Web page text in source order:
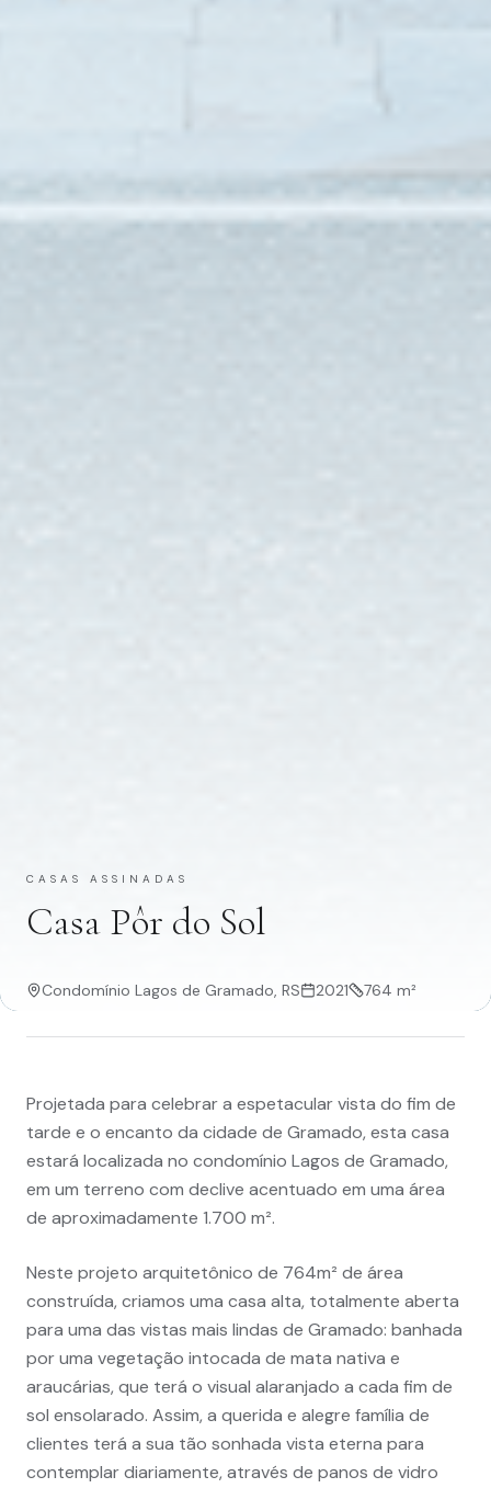
CASAS ASSINADAS
Casa Pôr do Sol
Condomínio Lagos de Gramado, RS 2021 764 m²
Projetada para celebrar a espetacular vista do fim de
tarde e o encanto da cidade de Gramado, esta casa
estará localizada no condomínio Lagos de Gramado,
em um terreno com declive acentuado em uma área
de aproximadamente 1.700 m².
Neste projeto arquitetônico de 764m² de área
construída, criamos uma casa alta, totalmente aberta
para uma das vistas mais lindas de Gramado: banhada
por uma vegetação intocada de mata nativa e
araucárias, que terá o visual alaranjado a cada fim de
sol ensolarado. Assim, a querida e alegre família de
clientes terá a sua tão sonhada vista eterna para
contemplar diariamente, através de panos de vidro